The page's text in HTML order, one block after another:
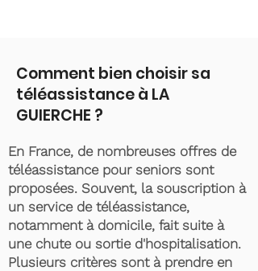
Comment bien choisir sa
téléassistance à LA
GUIERCHE ?
En France, de nombreuses offres de
téléassistance pour seniors sont
proposées. Souvent, la souscription à
un service de téléassistance,
notamment à domicile, fait suite à
une chute ou sortie d'hospitalisation.
Plusieurs critères sont à prendre en